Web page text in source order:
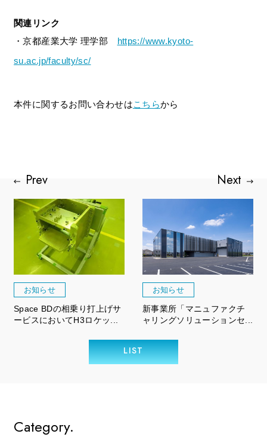
関連リンク
・京都産業大学 理学部 https://www.kyoto-
su.ac.jp/faculty/sc/
本件に関するお問い合わせはこちらから
お知らせ
Space BDの相乗り打上げサ
ービスにおいてH3ロケッ...
お知らせ
新事業所「マニュファクチ
ャリングソリューションセ...
LIST
Category.